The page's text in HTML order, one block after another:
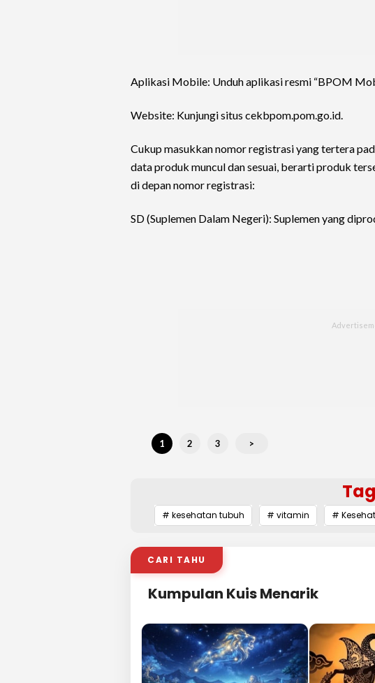
Aplikasi Mobile: Unduh aplikasi resmi “BPOM
Website: Kunjungi situs cekbpom.pom.go.id.
Cukup masukkan nomor registrasi yang tertera
data produk muncul dan sesuai, berarti produk
di depan nomor registrasi:
SD (Suplemen Dalam Negeri): Suplemen yang
1 2 3 >
Tag
# kesehatan tubuh # vitamin #
CARI TAHU
Kumpulan Kuis Menarik